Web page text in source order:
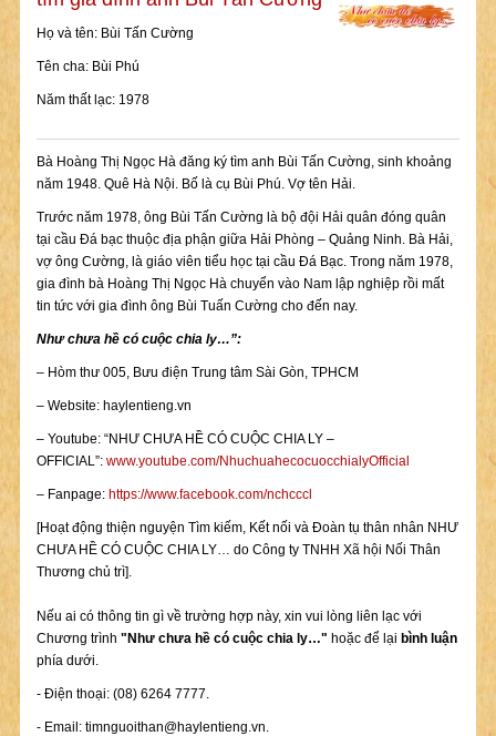
Họ và tên: Bùi Tấn Cường
Tên cha: Bùi Phú
Năm thất lạc: 1978
Bà Hoàng Thị Ngọc Hà đăng ký tìm anh Bùi Tấn Cường, sinh khoảng
năm 1948. Quê Hà Nội. Bố là cụ Bùi Phú. Vợ tên Hải.
Trước năm 1978, ông Bùi Tấn Cường là bộ đội Hải quân đóng quân
tại cầu Đá bạc thuộc địa phận giữa Hải Phòng – Quảng Ninh. Bà Hải,
vợ ông Cường, là giáo viên tiểu học tại cầu Đá Bạc. Trong năm 1978,
gia đình bà Hoàng Thị Ngọc Hà chuyển vào Nam lập nghiệp rồi mất
tin tức với gia đình ông Bùi Tuấn Cường cho đến nay.
Như chưa hề có cuộc chia ly…”:
– Hòm thư 005, Bưu điện Trung tâm Sài Gòn, TPHCM
– Website: haylentieng.vn
– Youtube: “NHƯ CHƯA HỀ CÓ CUỘC CHIA LY –
OFFICIAL”: www.youtube.com/NhuchuahecocuocchialyOfficial
– Fanpage: https://www.facebook.com/nchcccl
[Hoạt động thiện nguyện Tìm kiếm, Kết nối và Đoàn tụ thân nhân NHƯ
CHƯA HỀ CÓ CUỘC CHIA LY… do Công ty TNHH Xã hội Nối Thân
Thương chủ trì].
Nếu ai có thông tin gì về trường hợp này, xin vui lòng liên lạc với
Chương trình "Như chưa hề có cuộc chia ly…" hoặc để lại bình luận
phía dưới.
- Điện thoại: (08) 6264 7777.
- Email: timnguoithan@haylentieng.vn.